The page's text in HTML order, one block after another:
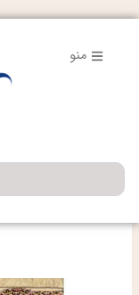
رفتن
منو
جستجو